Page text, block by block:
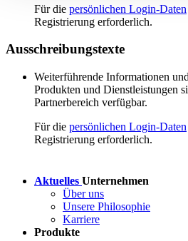
Für die persönlichen Login-Daten
Registrierung erforderlich.
Ausschreibungstexte
Weiterführende Informationen
Produkten und Dienstleistungen
Partnerbereich verfügbar.
Für die persönlichen Login-Daten
Registrierung erforderlich.
Aktuelles Unternehmen
Über uns
Unsere Philosophie
Karriere
Produkte